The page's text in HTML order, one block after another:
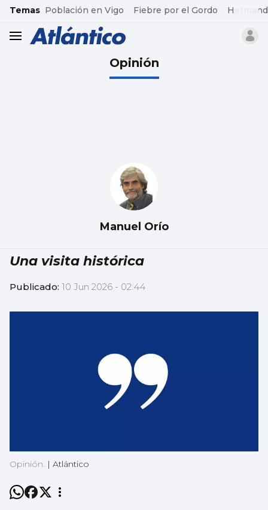
common.go-to-content
Temas Población en Vigo Fiebre por el Gordo
header.menu.open
Opinión
Manuel Orío
Una visita histórica
Publicado: 10 Jun 2026 - 02:44
Opinión. | Atlántico